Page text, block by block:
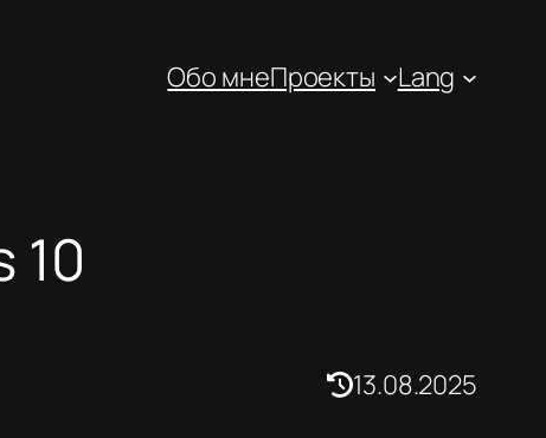
Обо мнеПроекты Lang
10
13.08.2025